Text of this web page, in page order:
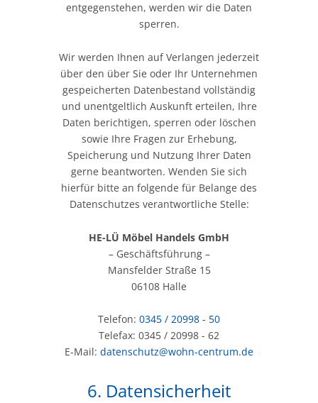
entgegenstehen, werden wir die Daten
sperren.
Wir werden Ihnen auf Verlangen jederzeit
über den über Sie oder Ihr Unternehmen
gespeicherten Datenbestand vollständig
und unentgeltlich Auskunft erteilen, Ihre
Daten berichtigen, sperren oder löschen
sowie Ihre Fragen zur Erhebung,
Speicherung und Nutzung Ihrer Daten
gerne beantworten. Wenden Sie sich
hierfür bitte an folgende für Belange des
Datenschutzes verantwortliche Stelle:
HE-LÜ Möbel Handels GmbH
– Geschäftsführung –
Mansfelder Straße 15
06108 Halle
Telefon: 0345 / 20998 - 50
Telefax: 0345 / 20998 - 62
E-Mail: datenschutz@wohn-centrum.de
6. Datensicherheit